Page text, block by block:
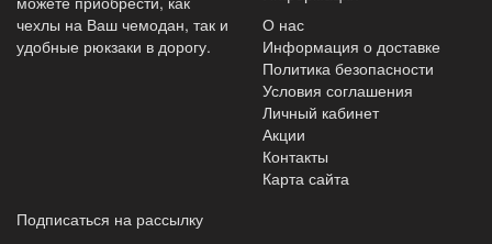
чехлы на Ваш чемодан, так и
удобные рюкзаки в дорогу.
О нас
Информация о доставке
Политика безопасности
Условия соглашения
Личный кабинет
Акции
Контакты
Карта сайта
Подписаться на рассылку